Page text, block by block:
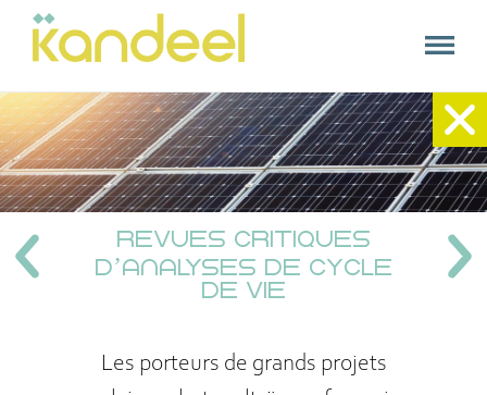
Accueil
+
Nos expertises
Nos références
Contact
REVUES CRITIQUES
D’ANALYSES DE CYCLE
DE VIE
Les porteurs de grands projets